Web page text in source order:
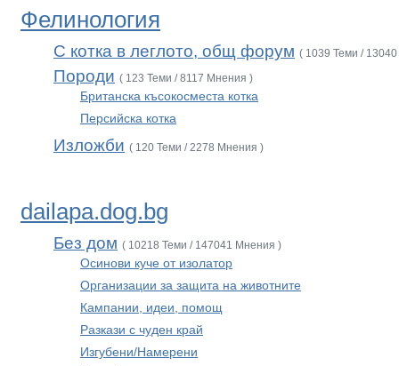
Фелинология
С котка в леглото, общ форум ( 1039 Теми /
Породи ( 123 Теми / 8117 Мнения )
Британска късокосместа котка
Персийска котка
Изложби ( 120 Теми / 2278 Мнения )
dailapa.dog.bg
Без дом ( 10218 Теми / 147041 Мнения )
Осинови куче от изолатор
Организации за защита на животните
Кампании, идеи, помощ
Разкази с чуден край
Изгубени/Намерени